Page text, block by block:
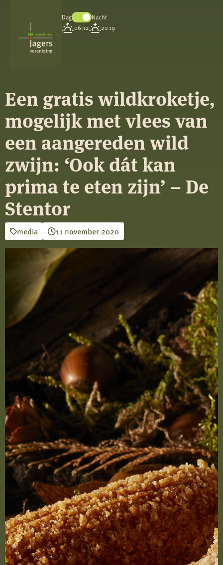
Koninklijke
Nederlandse
Jagersvereniging
Dag
Nacht
06:12
21:19
Een gratis wildkroketje,
mogelijk met vlees van
een aangereden wild
zwijn: ‘Ook dát kan
prima te eten zijn’ – De
Stentor
media 11 november 2020